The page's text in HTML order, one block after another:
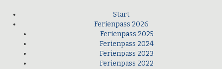
Start
Ferienpass 2026
Ferienpass 2025
Ferienpass 2024
Ferienpass 2023
Ferienpass 2022